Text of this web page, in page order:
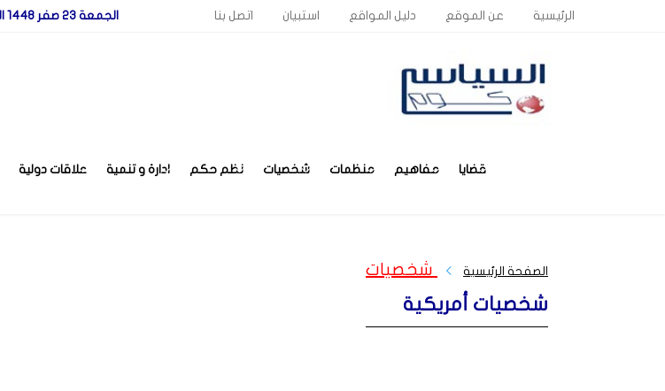
الرئيسية عن الموقع دليل المواقع استبيان اتصل بنا الجمعة 23 صفر 1448 الموافق لـ 7 أغسطس 2026
قضايا مفاهيم منظمات شخصيات نظم حكم ادارة و تنمية علاقات دولية
الصفحة الرئيسية شخصيات
شخصيات أمريكية